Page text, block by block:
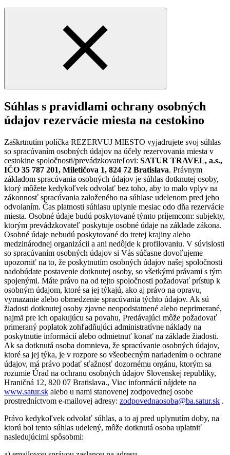
Súhlas s pravidlami ochrany osobných
údajov rezervácie miesta na cestokino
Zaškrtnutím políčka REZERVUJ MIESTO vyjadrujete svoj súhlas
so spracúvaním osobných údajov na účely rezervovania miesta v
cestokine spoločnosti/prevádzkovateľovi: SATUR TRAVEL, a.s.,
IČO 35 787 201, Miletičova 1, 824 72 Bratislava. Právnym
základom spracúvania osobných údajov je súhlas dotknutej osoby,
ktorý môžete kedykoľvek odvolať bez toho, aby to malo vplyv na
zákonnosť spracúvania založeného na súhlase udelenom pred jeho
odvolaním. Čas platnosti súhlasu uplynie mesiac odo dňa rezervácie
miesta. Osobné údaje budú poskytované týmto príjemcom: subjekty,
ktorým prevádzkovateľ poskytuje osobné údaje na základe zákona.
Osobné údaje nebudú poskytované do tretej krajiny alebo
medzinárodnej organizácii a ani nedôjde k profilovaniu. V súvislosti
so spracúvaním osobných údajov si Vás súčasne dovoľujeme
upozorniť na to, že poskytnutím osobných údajov našej spoločnosti
nadobúdate postavenie dotknutej osoby, so všetkými právami s tým
spojenými. Máte právo na od tejto spoločnosti požadovať prístup k
osobným údajom, ktoré sa jej týkajú, ako aj právo na opravu,
vymazanie alebo obmedzenie spracúvania týchto údajov. Ak sú
žiadosti dotknutej osoby zjavne neopodstatnené alebo neprimerané,
najmä pre ich opakujúcu sa povahu, Predávajúci môže požadovať
primeraný poplatok zohľadňujúci administratívne náklady na
poskytnutie informácií alebo odmietnuť konať na základe žiadosti.
Ak sa dotknutá osoba domnieva, že spracúvanie osobných údajov,
ktoré sa jej týka, je v rozpore so všeobecným nariadením o ochrane
údajov, má právo podať sťažnosť dozornému orgánu, ktorým sa
rozumie Úrad na ochranu osobných údajov Slovenskej republiky,
Hraničná 12, 820 07 Bratislava., Viac informácií nájdete na
www.satur.sk alebo u nami stanovenej zodpovednej osobe
prostredníctvom e-mailovej adresy: zodpovednaosoba@ba.satur.sk .
Právo kedykoľvek odvolať súhlas, a to aj pred uplynutím doby, na
ktorú bol tento súhlas udelený, môže dotknutá osoba uplatniť
nasledujúcimi spôsobmi: